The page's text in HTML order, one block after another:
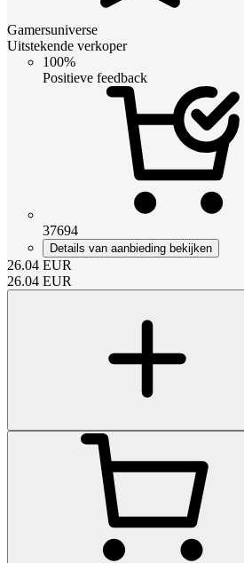
Gamersuniverse
Uitstekende verkoper
100%
Positieve feedback
37694
Details van aanbieding bekijken
26.04 EUR
26.04 EUR